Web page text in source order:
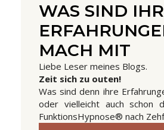
WAS SIND
MACH MIT
Liebe Leser meines Blogs.
Zeit sich zu outen!
Was sind denn ihre
oder vielleicht auch schon
FunktionsHypnose® nach